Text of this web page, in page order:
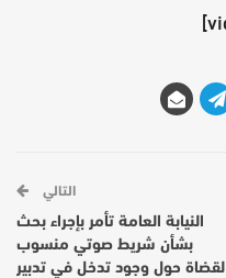
التالي
النيابة العامة تأمر بإجراء بحث
بشأن شريط صوتي منسوب
لقضاة حول وجود تدخل في تدبير